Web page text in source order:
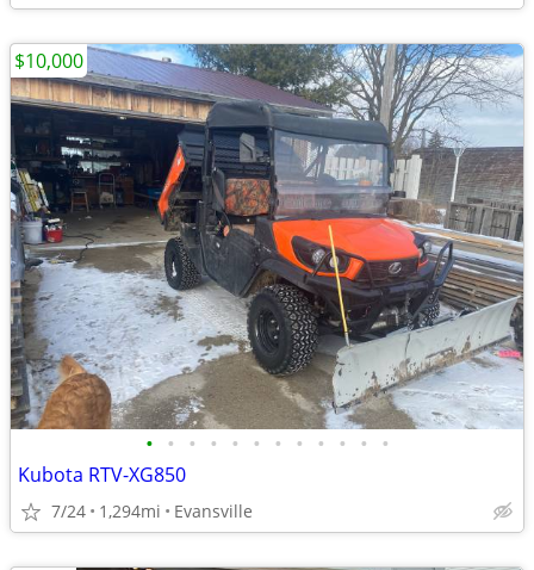
• • • • • • • • • • • •
Kubota RTV-XG850
7/24 1,294mi Evansville
$10,000